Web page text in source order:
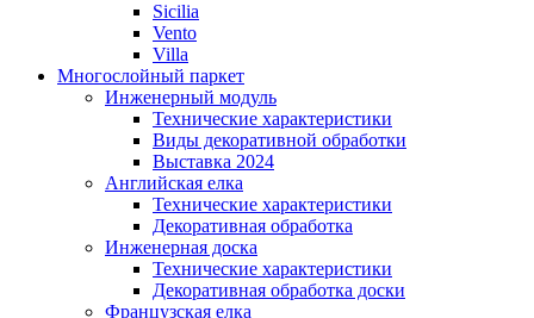
Sicilia
Vento
Villa
Многослойный паркет
Инженерный модуль
Технические характеристики
Виды декоративной обработки
Выставка 2024
Английская елка
Технические характеристики
Декоративная обработка
Инженерная доска
Технические характеристики
Декоративная обработка доски
Французская елка